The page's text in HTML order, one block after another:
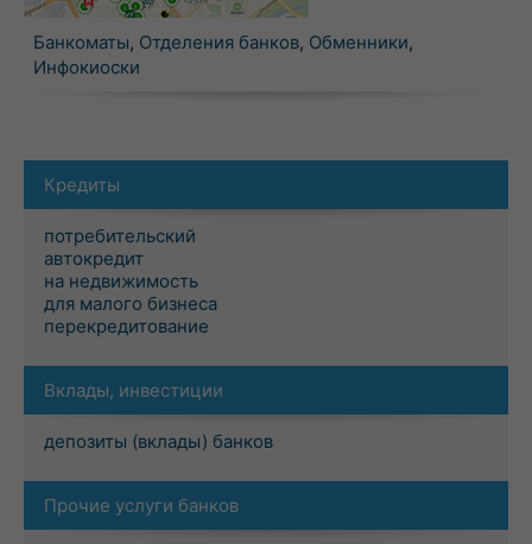
Банкоматы, Отделения банков, Обменники,
Инфокиоски
Кредиты
потребительский
автокредит
на недвижимость
для малого бизнеса
перекредитование
Вклады, инвестиции
депозиты (вклады) банков
Прочие услуги банков